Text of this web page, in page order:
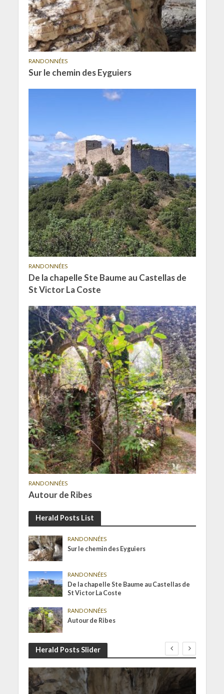
RANDONNÉES
Sur le chemin des Eyguiers
RANDONNÉES
De la chapelle Ste Baume au Castellas de
St Victor La Coste
RANDONNÉES
Autour de Ribes
Herald Posts List
RANDONNÉES
Sur le chemin des Eyguiers
RANDONNÉES
De la chapelle Ste Baume au Castellas de
St Victor La Coste
RANDONNÉES
Autour de Ribes
Herald Posts Slider